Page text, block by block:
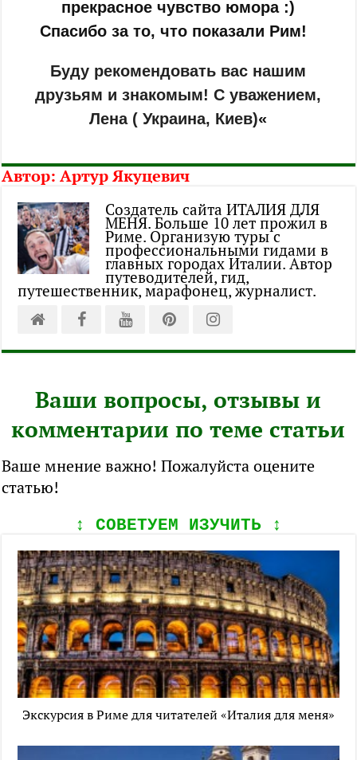
прекрасное чувство юмора :)​
Спасибо за то, что показали Рим! ​
Буду рекомендовать вас нашим
друзьям и знакомым! С уважением,
Лена ( Украина, Киев)«
Автор:Артур Якуцевич
Создатель сайта ИТАЛИЯ ДЛЯ
МЕНЯ. Больше 10 лет прожил в
Риме. Организую туры с
профессиональными гидами в
главных городах Италии. Автор
путеводителей, гид,
путешественник, марафонец, журналист.
Ваши вопросы, отзывы и
комментарии по теме статьи
Ваше мнение важно! Пожалуйста оцените
статью!
↕️ СОВЕТУЕМ ИЗУЧИТЬ ↕️
Экскурсия в Риме для читателей «Италия для меня»